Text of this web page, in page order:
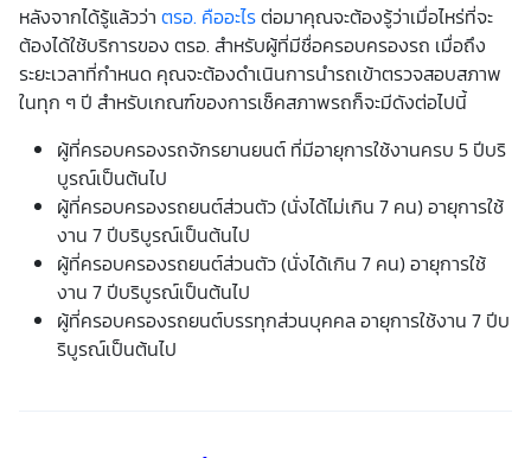
หลังจากได้รู้แล้วว่า ตรอ. คืออะไรต่อมาคุณจะต้องรู้ว่าเมื่อไหร่ที่จะ
ต้องได้ใช้บริการของ ตรอ. สำหรับผู้ที่มีชื่อครอบครองรถ เมื่อถึง
ระยะเวลาที่กำหนด คุณจะต้องดำเนินการนำรถเข้าตรวจสอบสภาพ
ในทุก ๆ ปี สำหรับเกณฑ์ของการเช็คสภาพรถก็จะมีดังต่อไปนี้
ผู้ที่ครอบครองรถจักรยานยนต์ ที่มีอายุการใช้งานครบ 5 ปีบริ
บูรณ์เป็นต้นไป
ผู้ที่ครอบครองรถยนต์ส่วนตัว (นั่งได้ไม่เกิน 7 คน) อายุการใช้
งาน 7 ปีบริบูรณ์เป็นต้นไป
ผู้ที่ครอบครองรถยนต์ส่วนตัว (นั่งได้เกิน 7 คน) อายุการใช้
งาน 7 ปีบริบูรณ์เป็นต้นไป
ผู้ที่ครอบครองรถยนต์บรรทุกส่วนบุคคล อายุการใช้งาน 7 ปีบ
ริบูรณ์เป็นต้นไป